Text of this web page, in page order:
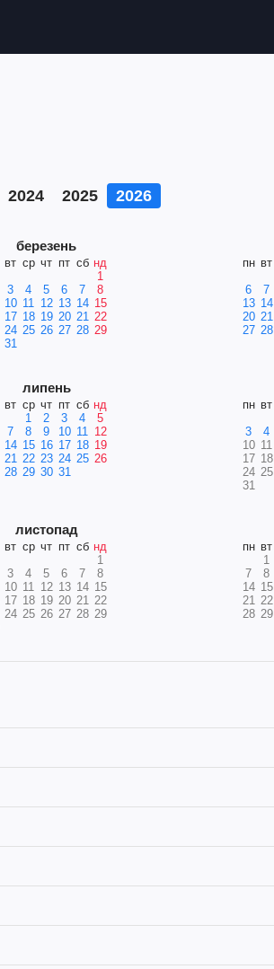
2024 2025 2026
березень
вт ср чт пт сб нд
1
3 4 5 6 7
8
10 11 12 13 14 15
17 18 19 20 21 22
24 25 26 27 28 29
31
пн вт
6
7
13 14
20 21
27 28
липень
вт ср чт пт сб нд
1
2 3 4
5
7 8 9 10 11 12
14 15 16 17 18 19
21 22 23 24 25 26
28 29 30 31
пн вт
3
4
10 11
17 18
24 25
31
листопад
вт ср чт пт сб нд
1
3 4 5 6 7
8
10 11 12 13 14 15
17 18 19 20 21 22
24 25 26 27 28 29
пн вт
1
7
8
14 15
21 22
28 29